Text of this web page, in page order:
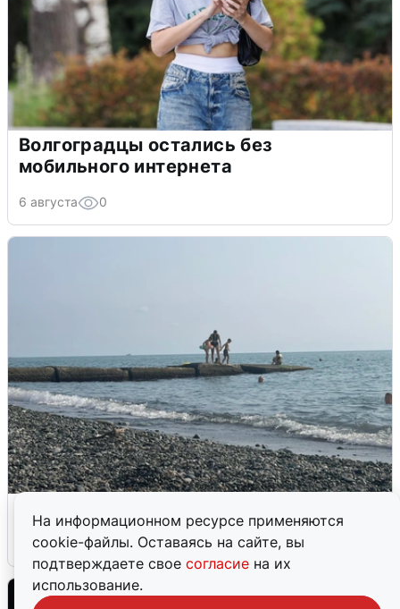
На информационном ресурсе применяются
cookie-файлы. Оставаясь на сайте, вы
подтверждаете свое согласие на их
использование.
Волгоградцы остались без
мобильного интернета
6 августа 0
6 августа 0